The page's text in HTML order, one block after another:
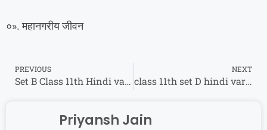
०». महानगरीय जीवन
PREVIOUS
Set B Class 11th Hindi varshik Paper 2025 : कक्षा 11वी हिंदी वार्षिक पेपर 2025
NEXT
class 11th set D hindi varsik viral paper 2025 || कक्षा 11वीं सेट D हिंदी वायरल पेपर 2025
Priyansh Jain